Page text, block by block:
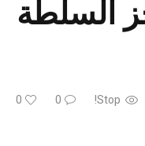
السلطة
Stop!
0
0